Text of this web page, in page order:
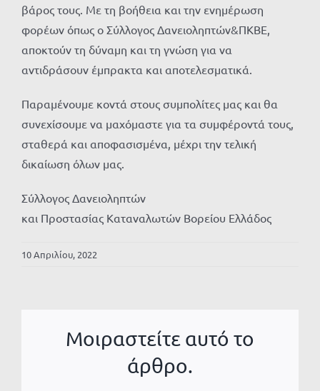
βάρος τους. Με τη βοήθεια και την ενημέρωση
φορέων όπως ο Σύλλογος Δανειοληπτών&ΠΚΒΕ,
αποκτούν τη δύναμη και τη γνώση για να
αντιδράσουν έμπρακτα και αποτελεσματικά.
Παραμένουμε κοντά στους συμπολίτες μας και θα
συνεχίσουμε να μαχόμαστε για τα συμφέροντά τους,
σταθερά και αποφασισμένα, μέχρι την τελική
δικαίωση όλων μας.
Σύλλογος Δανειοληπτών
και Προστασίας Καταναλωτών Βορείου Ελλάδος
10 Απριλίου, 2022
Μοιραστείτε αυτό το
άρθρο.